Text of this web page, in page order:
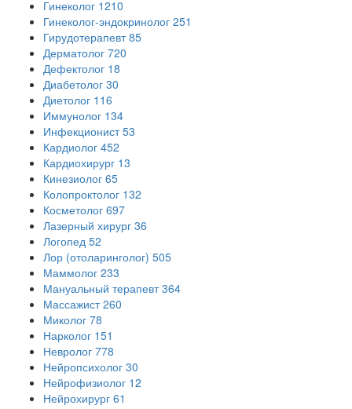
Гинеколог 1210
Гинеколог-эндокринолог 251
Гирудотерапевт 85
Дерматолог 720
Дефектолог 18
Диабетолог 30
Диетолог 116
Иммунолог 134
Инфекционист 53
Кардиолог 452
Кардиохирург 13
Кинезиолог 65
Колопроктолог 132
Косметолог 697
Лазерный хирург 36
Логопед 52
Лор (отоларинголог) 505
Маммолог 233
Мануальный терапевт 364
Массажист 260
Миколог 78
Нарколог 151
Невролог 778
Нейропсихолог 30
Нейрофизиолог 12
Нейрохирург 61